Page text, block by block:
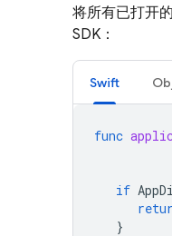
将所有已打开
SDK：
Swift
func
if
}